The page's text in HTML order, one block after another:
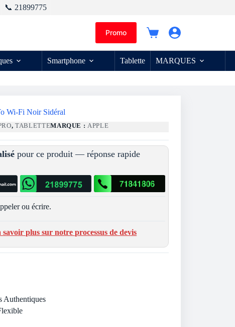
📞 21899775
Promo
Panier
Smartphone Tablette MARQUES
Wi-Fi Noir Sidéral
, TABLETTEMARQUE :APPLE
pour ce produit — réponse rapide
ou écrire.
savoir plus sur notre processus de devis
Authentiques